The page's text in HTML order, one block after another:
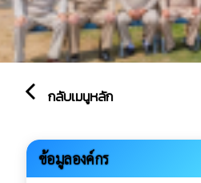
arrow_back_ios กลับเมนูหลัก
ข้อมูลองค์กร